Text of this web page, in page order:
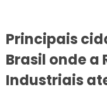
Principais
Brasil onde a
Industriais